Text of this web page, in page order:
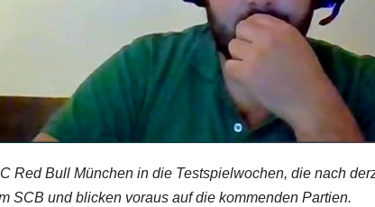
Red Bull München in die Testspielwochen, die nach
SCB und blicken voraus auf die kommenden Partien.